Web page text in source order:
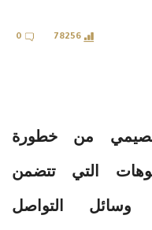
78256
0
من خطورة
التي تتضمن
التواصل